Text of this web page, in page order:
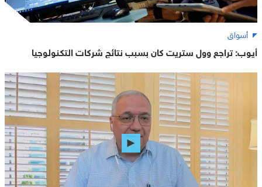
أسواق
أيوب: تراجع وول ستريت كان بسبب نتائج شركات التكنولوجيا